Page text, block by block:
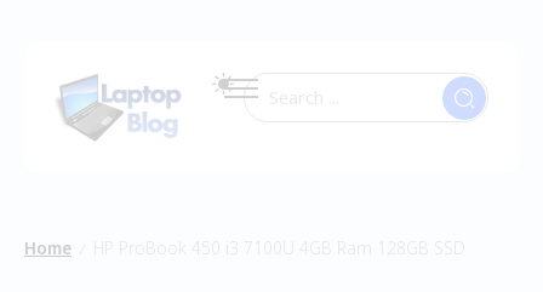
Home HP ProBook 450 i3 7100U 4GB Ram 128GB SSD